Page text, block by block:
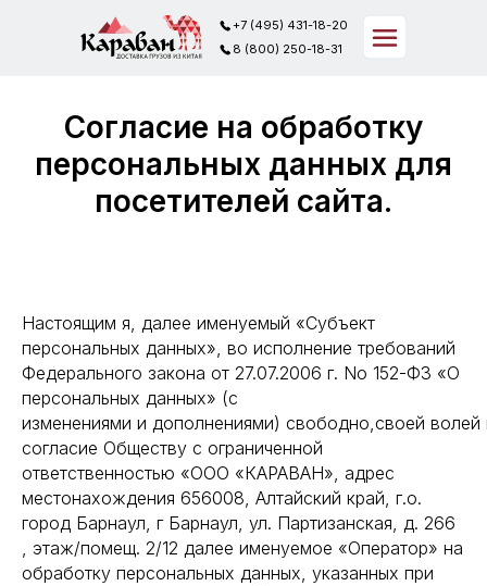
8 (800) 250-18-31
+7 (495) 431-18-20
8 (800) 250-18-31
+7 (495) 431-18-20
8 (800) 250-18-31
+7 (495) 431-18-20
Согласие на обработку
персональных данных для
посетителей сайта.
Настоящим я, далее именуемый «Субъект
персональных данных», во исполнение требований
Федерального закона от 27.07.2006 г. No 152-ФЗ «О
персональных данных» (с
изменениями и дополнениями) свободно,своей
согласие Обществу с ограниченной
ответственностью «ООО «КАРАВАН», адрес
местонахождения 656008, Алтайский край, г.о.
город Барнаул, г Барнаул, ул. Партизанская, д. 266
, этаж/помещ. 2/12 далее именуемое «Оператор» на
обработку персональных данных, указанных при